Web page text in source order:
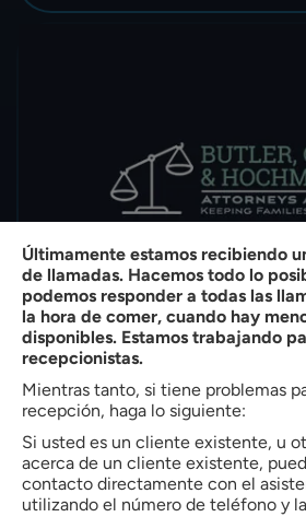
¿Tenía la policía un motivo
acusarte de conducir
PorBradley W. Butler
Última modificación el 25 jun,
Anoche la policía le paró y le acusó
Últimamente estamos recibiendo
de llamadas. Hacemos todo lo
podemos responder a todas las
la hora de comer, cuando hay
disponibles. Estamos trabajando
recepcionistas.
Mientras tanto, si tiene problemas
recepción, haga lo siguiente:
Si usted es un cliente existente, u
acerca de un cliente existente,
contacto directamente con el
utilizando el número de teléfono y